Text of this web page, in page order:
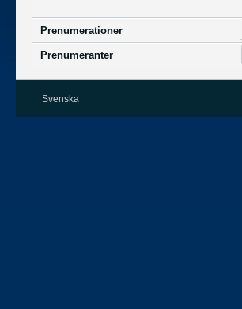
Prenumerationer
Prenumeranter
Svenska